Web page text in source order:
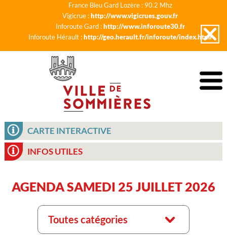
France Bleu Gard Lozère : 90.2 Mhz
Vigicrue :http://www.vigicrues.gouv.fr
Inforoute Gard :http://www.inforoute30.fr
Inforoute Hérault :http://geo.herault.fr/inforoute/index.html
CARTE INTERACTIVE
INFOS UTILES
AGENDA SAMEDI 25 JUILLET 2026
Toutes catégories